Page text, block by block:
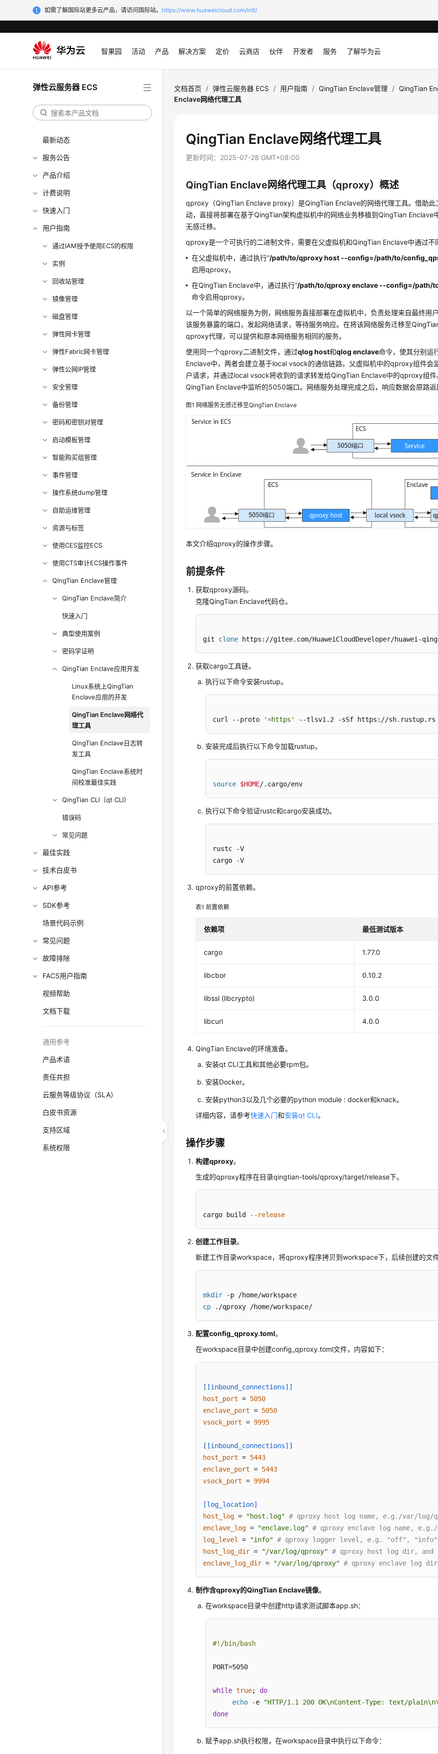
如需了解国际站更多云产品，请访问国际站。 https://www.huaweicloud.com/intl/
智果园 活动 产品 解决方案 定价 云商店 伙伴 开发者 服务 了解华为云
弹性云服务器 ECS
最新动态
服务公告
产品介绍
计费说明
快速入门
用户指南
通过IAM授予使用ECS的权限
实例
回收站管理
镜像管理
磁盘管理
弹性网卡管理
弹性Fabric网卡管理
弹性公网IP管理
安全管理
备份管理
密码和密钥对管理
启动模板管理
智能购买组管理
事件管理
操作系统dump管理
自助运维管理
资源与标签
使用CES监控ECS
使用CTS审计ECS操作事件
QingTian Enclave管理
QingTian Enclave简介
快速入门
典型使用案例
密码学证明
QingTian Enclave应用开发
Linux系统上QingTian
Enclave应用的开发
QingTian Enclave网络代
理工具
QingTian Enclave日志转
发工具
QingTian Enclave系统时
间校准最佳实践
QingTian CLI（qt CLI）
错误码
常见问题
最佳实践
技术白皮书
API参考
SDK参考
场景代码示例
常见问题
故障排除
FACS用户指南
视频帮助
文档下载
通用参考
产品术语
责任共担
云服务等级协议（SLA）
白皮书资源
支持区域
系统权限
文档首页 / 弹性云服务器 ECS / 用户指南 / QingTian Enclave管理 / QingTian
Enclave网络代理工具
QingTian Enclave网络代理工具
更新时间： 2025-07-28 GMT+08:00
QingTian Enclave网络代理工具（qproxy）概述
qproxy（QingTian Enclave proxy）是QingTian Enclave的网络代理工具。借助此
动，直接将部署在基于QingTian架构虚拟机中的网络业务移植到QingTian Enclave
无感迁移。
qproxy是一个可执行的二进制文件，需要在父虚拟机和QingTian Enclave中通过不
在父虚拟机中，通过执行“/path/to/qproxy host --config=/path/to/
启用qproxy。
在QingTian Enclave中，通过执行“/path/to/qproxy enclave --config=/path/
命令启用qproxy。
以一个简单的网络服务为例，网络服务直接部署在虚拟机中，负责处理来自最终用
该服务暴露的端口，发起网络请求，等待服务响应。在将该网络服务迁移至
qproxy代理，可以提供和原本网络服务相同的服务。
使用同一个qproxy二进制文件，通过qlog host和qlog enclave命令，使其分别运
Enclave中，两者会建立基于local vsock的通信链路。父虚拟机中的qproxy组件会
户请求，并通过local vsock将收到的请求转发给QingTian Enclave中的qproxy组
QingTian Enclave中监听的5050端口。网络服务处理完成之后，响应数据会原路返
图1 网络服务无感迁移至QingTian Enclave
本文介绍qproxy的操作步骤。
前提条件
获取qproxy源码。
克隆QingTian Enclave代码仓。
git clone https://gitee.com/HuaweiCloudDeveloper/huawei-
获取cargo工具链。
执行以下命令安装rustup。
curl --proto '=https' --tlsv1.2 -sSf https://
安装完成后执行以下命令加载rustup。
source $HOME/.cargo/env
执行以下命令验证rustc和cargo安装成功。
rustc -V
cargo -V
qproxy的前置依赖。
表1前置依赖
依赖项 最低测试版本
cargo 1.77.0
libcbor 0.10.2
libssl (libcrypto) 3.0.0
libcurl 4.0.0
QingTian Enclave的环境准备。
安装qt CLI工具和其他必要rpm包。
安装Docker。
安装python3以及几个必要的python module : docker和knack。
详细内容，请参考快速入门和安装qt CLI。
操作步骤
构建qproxy。
生成的qproxy程序在目录qingtian-tools/qproxy/target/release下。
cargo build --release
创建工作目录。
新建工作目录workspace，将qproxy程序拷贝到workspace下，后续创建的文
mkdir
cp ./qproxy /home/workspace/
配置config_qproxy.toml。
在workspace目录中创建config_qproxy.toml文件，内容如下：
[[inbound_connections]]
host_port = 5050
enclave_port = 5050
vsock_port = 9995
[[inbound_connections]]
host_port = 5443
enclave_port = 5443
vsock_port = 9994
[log_location]
host_log = "host.log" # qproxy host log name, e.g./var/log/
enclave_log = "enclave.log" # qproxy enclave log name,
log_level
= "info" # qproxy logger level, e.g. "off",
host_log_dir = "/var/log/qproxy" # qproxy host log dir,
enclave_log_dir = "/var/log/qproxy" # qproxy enclave log
制作含qproxy的QingTian Enclave镜像。
在workspace目录中创建http请求测试脚本app.sh：
#!/bin/bash
PORT=5050
while true; do
echo -e
"HTTP/1.1 200 OK\nContent-Type: text/
done
赋予app.sh执行权限，在workspace目录中执行以下命令：